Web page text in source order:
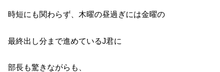
時短にも関わらず、木曜の昼過ぎには金曜の
最終出し分まで進めているJ君に
部長も驚きながらも、